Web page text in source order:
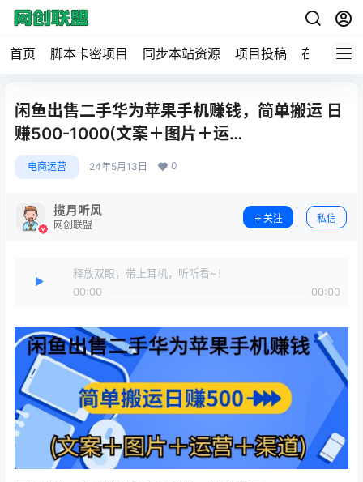
首页 脚本卡密项目 同步本站资源 项目投稿 在线工具
闲鱼出售二手华为苹果手机赚钱，简单搬运 日
赚500-1000(文案＋图片＋运…
电商运营 24年5月13日 0
揽月听风
网创联盟
关注 私信
释放双眼，带上耳机，听听看~！
00:00
00:00